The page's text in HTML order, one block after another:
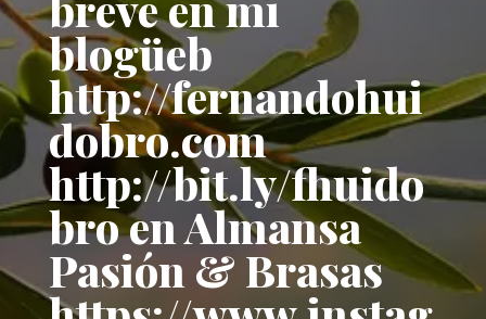
blogüeb
http://fernandohui
dobro.com
http://bit.ly/fhuido
bro en Almansa
Pasión & Brasas